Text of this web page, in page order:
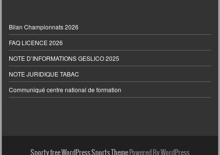
Bilan Championnats 2026
FAQ LICENCE 2026
NOTE D’INFORMATIONS GESLICO 2025
NOTE JURIDIQUE TABAC
Communiqué centre national de formation
Sporty free WordPress Sports ThemePowered By WordPress